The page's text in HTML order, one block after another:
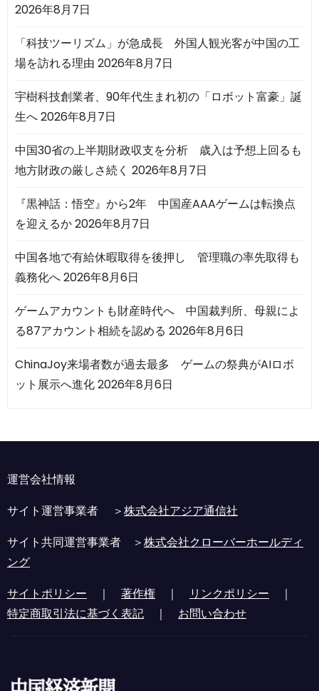
2026年8月7日
「科技ツーリズム」が急成長 外国人観光客が中国の工
場を訪れる理由 2026年8月7日
宇樹科技創業者、90年代生まれ初の「ロボット富豪」誕
生へ2026年8月7日
中国30省の上半期財政収支を分析 歳入は予想上回るも
地方財政の厳しさ続く 2026年8月7日
『黒神話：悟空』から2年 中国産AAAゲームは転換点
を迎えるか2026年8月7日
中国各地で有給休暇取得を後押し 管理職の率先取得も
義務化へ2026年8月6日
ゲームアカウントも財産時代へ 中国裁判所、母親によ
る87アカウント相続を認める 2026年8月6日
ChinaJoy来場者数が過去最多 ゲームの祭典がAIロボ
ット展示へ進化2026年8月6日
運営会社情報
サイト運営事業者 ＞株式会社アジア通信社
サイト共同運営事業者 ＞株式会社クローバーホールディ
ング
サイトポリシー ｜ 著作権 ｜ リンクポリシー ｜
特定商取引法に基づく表記 ｜ お問い合わせ